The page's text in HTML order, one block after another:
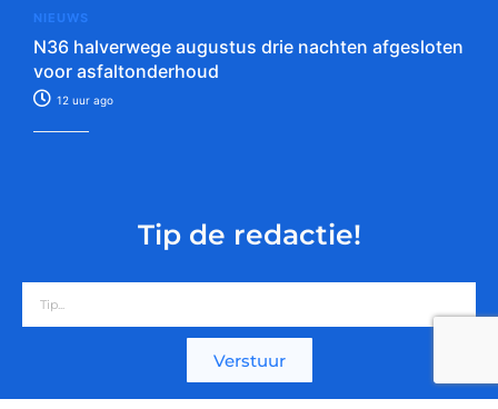
NIEUWS
N36 halverwege augustus drie nachten afgesloten
voor asfaltonderhoud
12 uur ago
Tip de redactie!
Verstuur